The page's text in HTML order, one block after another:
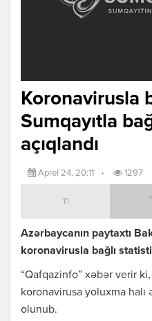
Koronavirusla
Sumqayıtla
açıqlandı
Aprel 24, 20:11 • 1297
Azərbaycanın paytaxtı
koronavirusla bağlı
“Qafqazinfo” xəbər verir
koronavirusa yoluxma halı
olunub.